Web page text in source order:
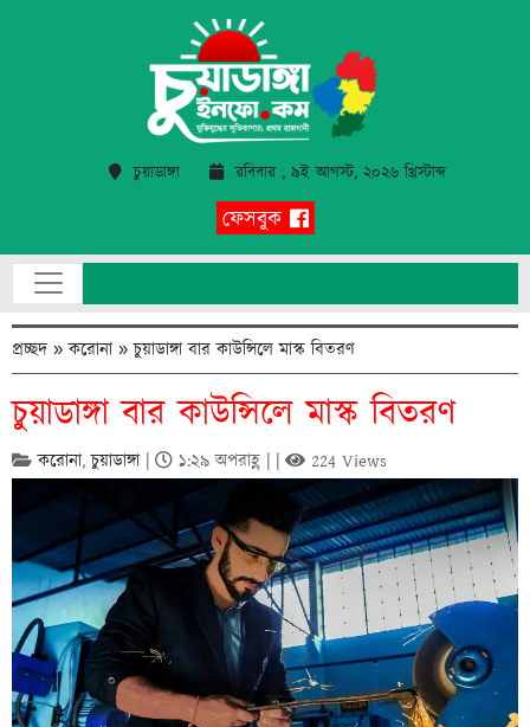
চুয়াডাঙ্গা রবিবার , ৯ই আগস্ট, ২০২৬ খ্রিস্টাব্দ
ফেসবুক
প্রচ্ছদ »করোনা »চুয়াডাঙ্গা বার কাউন্সিলে মাস্ক বিতরণ
চুয়াডাঙ্গা বার কাউন্সিলে মাস্ক বিতরণ
করোনা,চুয়াডাঙ্গা | ১:২৯ অপরাহ্ণ | | 224 Views